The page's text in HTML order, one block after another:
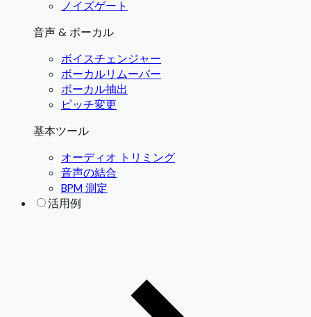
ノイズゲート
音声 & ボーカル
ボイスチェンジャー
ボーカルリムーバー
ボーカル抽出
ピッチ変更
基本ツール
オーディオ トリミング
音声の結合
BPM 測定
活用例